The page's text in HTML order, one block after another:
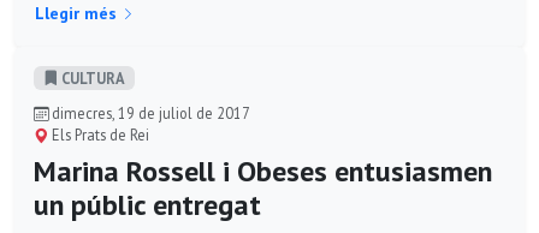
Llegir més
CULTURA
dimecres, 19 de juliol de 2017
Els Prats de Rei
Marina Rossell i Obeses entusiasmen
un públic entregat